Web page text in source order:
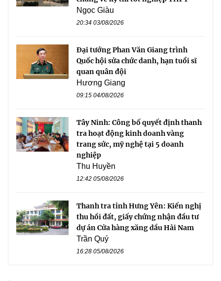
Ngọc Giàu
20:34 03/08/2026
Đại tướng Phan Văn Giang trình
Quốc hội sửa chức danh, hạn tuổi sĩ
quan quân đội
Hương Giang
09:15 04/08/2026
Tây Ninh: Công bố quyết định thanh
tra hoạt động kinh doanh vàng
trang sức, mỹ nghệ tại 5 doanh
nghiệp
Thu Huyền
12:42 05/08/2026
Thanh tra tỉnh Hưng Yên: Kiến nghị
thu hồi đất, giấy chứng nhận đầu tư
dự án Cửa hàng xăng dầu Hải Nam
Trần Quý
16:28 05/08/2026